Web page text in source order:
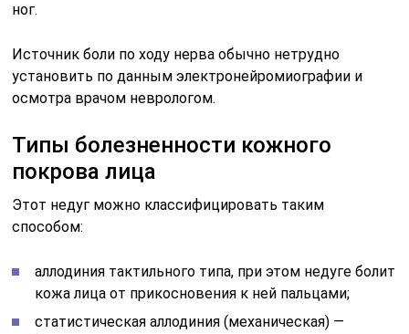
ног.
Источник боли по ходу нерва обычно нетрудно
установить по данным электронейромиографии и
осмотра врачом неврологом.
Типы болезненности кожного
покрова лица
Этот недуг можно классифицировать таким
способом:
аллодиния тактильного типа, при этом недуге болит
кожа лица от прикосновения к ней пальцами;
статистическая аллодиния (механическая) —